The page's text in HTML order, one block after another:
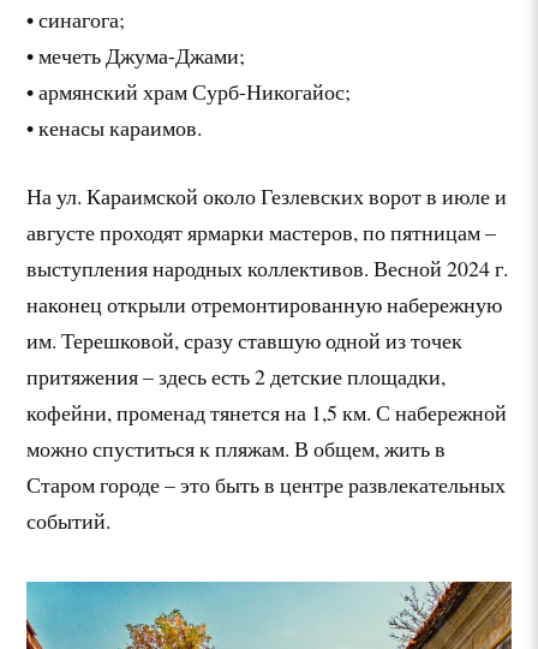
• синагога;
• мечеть Джума-Джами;
• армянский храм Сурб-Никогайос;
• кенасы караимов.
На ул. Караимской около Гезлевских ворот в июле и
августе проходят ярмарки мастеров, по пятницам –
выступления народных коллективов. Весной 2024 г.
наконец открыли отремонтированную набережную
им. Терешковой, сразу ставшую одной из точек
притяжения – здесь есть 2 детские площадки,
кофейни, променад тянется на 1,5 км. С набережной
можно спуститься к пляжам. В общем, жить в
Старом городе – это быть в центре развлекательных
событий.